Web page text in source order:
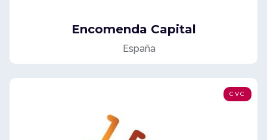
Encomenda Capital
España
CVC